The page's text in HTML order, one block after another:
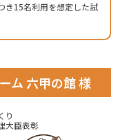
き15名利用を想定した試
ム 六甲の館 様
り​
大臣表彰